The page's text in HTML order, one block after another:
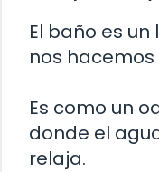
El baño es
nos
Es como un
donde el
relaja.